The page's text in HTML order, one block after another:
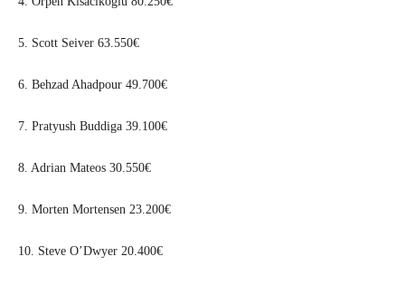
5. Scott Seiver 63.550€
6. Behzad Ahadpour 49.700€
7. Pratyush Buddiga 39.100€
8. Adrian Mateos 30.550€
9. Morten Mortensen 23.200€
10. Steve O’Dwyer 20.400€